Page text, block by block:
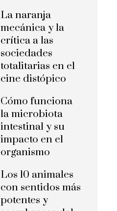
La naranja
mecánica y la
crítica a las
sociedades
totalitarias en el
cine distópico
Cómo funciona
la microbiota
intestinal y su
impacto en el
organismo
Los 10 animales
con sentidos más
potentes y